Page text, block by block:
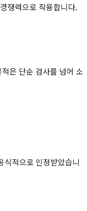
쟁력으로 작용합니다.
은 단순 검사를 넘어 소
식적으로 인정받았습니